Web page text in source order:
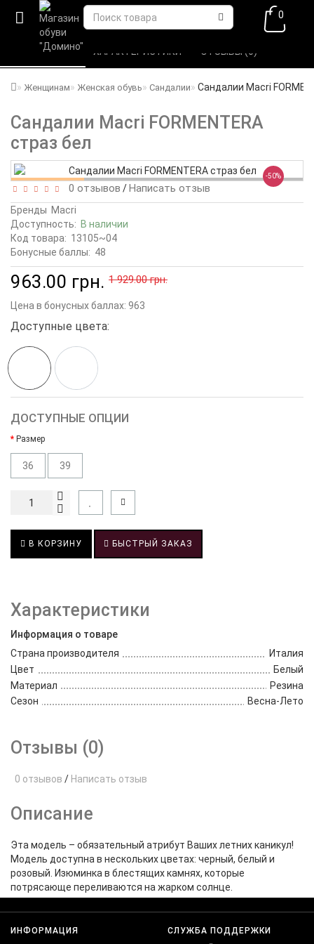
0
Женщинам Женская обувь Сандалии Сандалии Macri
Сандалии Macri FORMENTERA
страз бел
ВСЕ О ТОВАРЕ ХАРАКТЕРИСТИКИ ОТЗЫВЫ (0)
-50%
0 отзывов /Написать отзыв
Бренды Macri
Доступность: В наличии
Код товара: 13105~04
Бонусные баллы: 48
963.00 грн. 1 929.00 грн.
Цена в бонусных баллах: 963
Доступные цвета:
ДОСТУПНЫЕ ОПЦИИ
Размер
36 39
В КОРЗИНУ БЫСТРЫЙ ЗАКАЗ
Характеристики
Информация о товаре
Страна производителя
Италия
Цвет
Белый
Материал
Резина
Сезон
Весна-Лето
Отзывы (0)
0 отзывов / Написать отзыв
Описание
Эта модель – обязательный атрибут Ваших летних каникул!
Модель доступна в нескольких цветах: черный, белый и
розовый. Изюминка в блестящих камнях, которые
потрясающе переливаются на жарком солнце.
ИНФОРМАЦИЯ СЛУЖБА ПОДДЕРЖКИ